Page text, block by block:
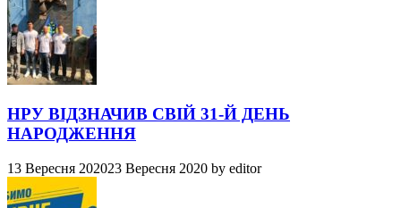
НРУ ВІДЗНАЧИВ СВІЙ 31-Й ДЕНЬ
НАРОДЖЕННЯ
13 Вересня 202023 Вересня 2020 by editor